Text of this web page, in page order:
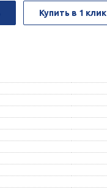
Купить в 1 клик